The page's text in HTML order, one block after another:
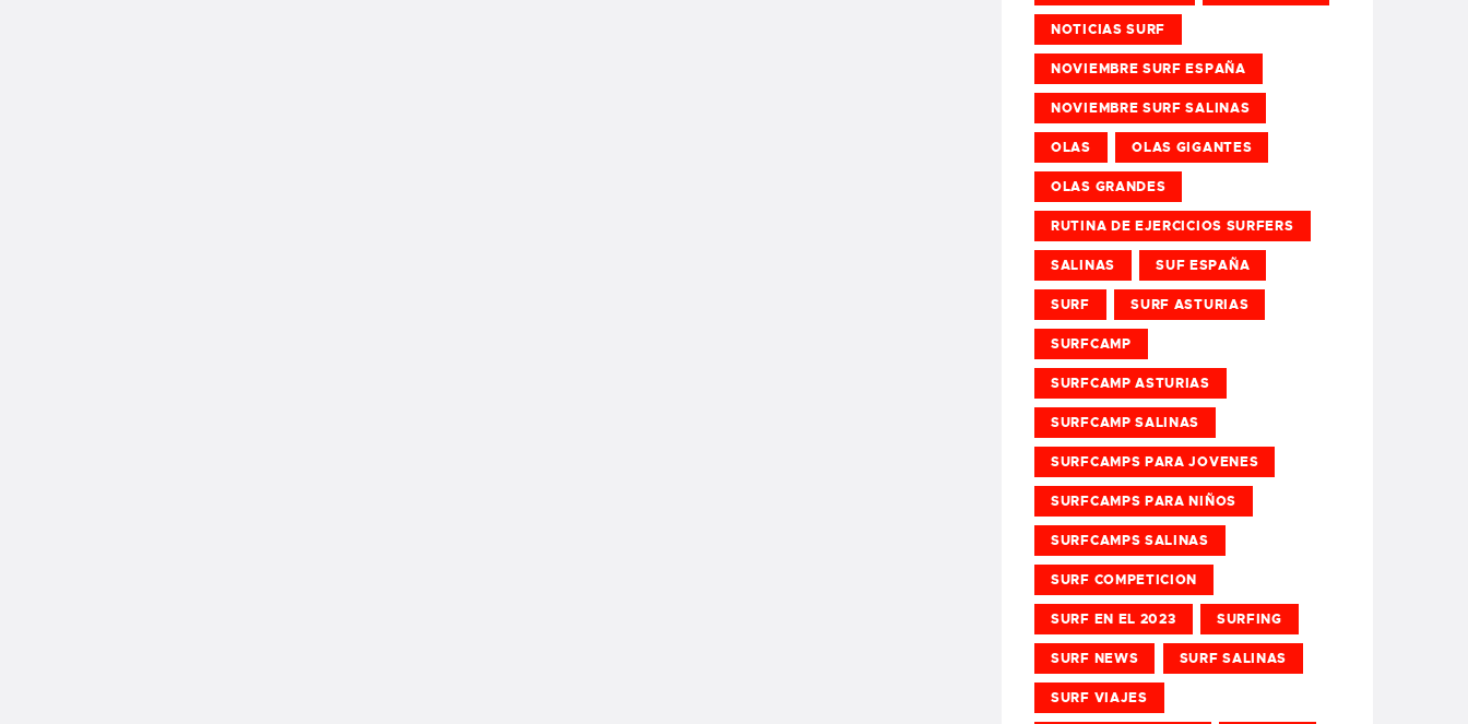
NOTICIAS SURF
NOVIEMBRE SURF ESPAÑA
NOVIEMBRE SURF SALINAS
OLAS OLAS GIGANTES
OLAS GRANDES
RUTINA DE EJERCICIOS SURFERS
SALINAS SUF ESPAÑA
SURF SURF ASTURIAS
SURFCAMP
SURFCAMP ASTURIAS
SURFCAMP SALINAS
SURFCAMPS PARA JOVENES
SURFCAMPS PARA NIÑOS
SURFCAMPS SALINAS
SURF COMPETICION
SURF EN EL 2023 SURFING
SURF NEWS SURF SALINAS
SURF VIAJES